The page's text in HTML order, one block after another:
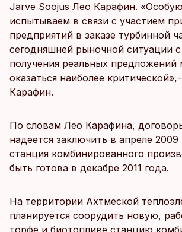
Jarve Soojus Лео Карафин.
испытываем в связи с участием
предприятий в заказе турбинной
сегодняшней рыночной ситуации
получения реальных предложений
оказаться наиболее
Карафин.
По словам Лео Карафина,
надеется заключить в апреле
станция комбинированного
быть готова в декабре 2011 года.
На территории Ахтмеской
планируется соорудить новую,
торфе и биотопливе станцию